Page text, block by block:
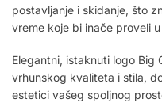
postavljanje i skidanje, što
vreme koje bi inače proveli
Elegantni, istaknuti logo Big
vrhunskog kvaliteta i stila,
estetici vašeg spoljnog